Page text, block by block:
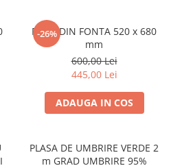
-26%
PLITA DIN FONTA 520 x 680
mm
600,00 Lei
445,00 Lei
ADAUGA IN COS
PLASA DE UMBRIRE VERDE 2
m GRAD UMBRIRE 95%